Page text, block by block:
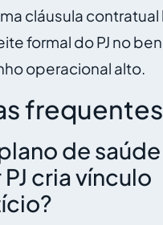
cláusula
formal do PJ no
operacional alto.
frequentes
de
cria vínculo